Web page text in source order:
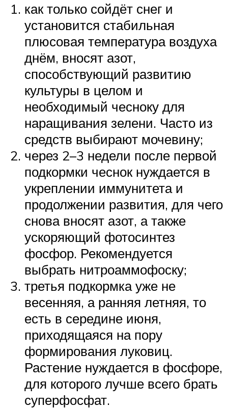
как только сойдёт снег и
установится стабильная
плюсовая температура воздуха
днём, вносят азот,
способствующий развитию
культуры в целом и
необходимый чесноку для
наращивания зелени. Часто из
средств выбирают мочевину;
через 2–3 недели после первой
подкормки чеснок нуждается в
укреплении иммунитета и
продолжении развития, для чего
снова вносят азот, а также
ускоряющий фотосинтез
фосфор. Рекомендуется
выбрать нитроаммофоску;
третья подкормка уже не
весенняя, а ранняя летняя, то
есть в середине июня,
приходящаяся на пору
формирования луковиц.
Растение нуждается в фосфоре,
для которого лучше всего брать
суперфосфат.